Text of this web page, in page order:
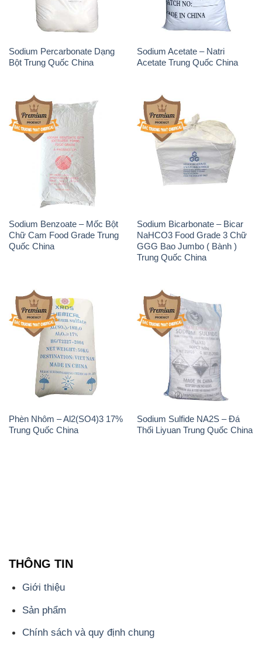
Sodium Percarbonate Dạng
Bột Trung Quốc China
Sodium Acetate – Natri
Acetate Trung Quốc China
Sodium Benzoate – Mốc Bột
Chữ Cam Food Grade Trung
Quốc China
Sodium Bicarbonate – Bicar
NaHCO3 Food Grade 3 Chữ
GGG Bao Jumbo ( Bành )
Trung Quốc China
Phèn Nhôm – Al2(SO4)3 17%
Trung Quốc China
Sodium Sulfide NA2S – Đá
Thối Liyuan Trung Quốc China
THÔNG TIN
Giới thiệu
Sản phẩm
Chính sách và quy định chung